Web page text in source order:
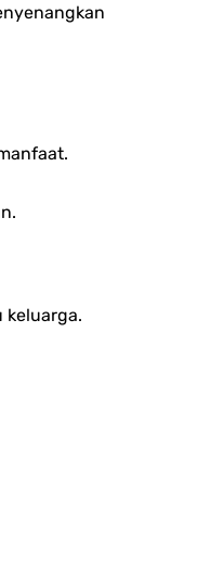
keluarga.